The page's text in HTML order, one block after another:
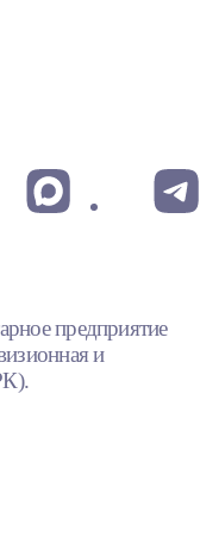
предприятие
и